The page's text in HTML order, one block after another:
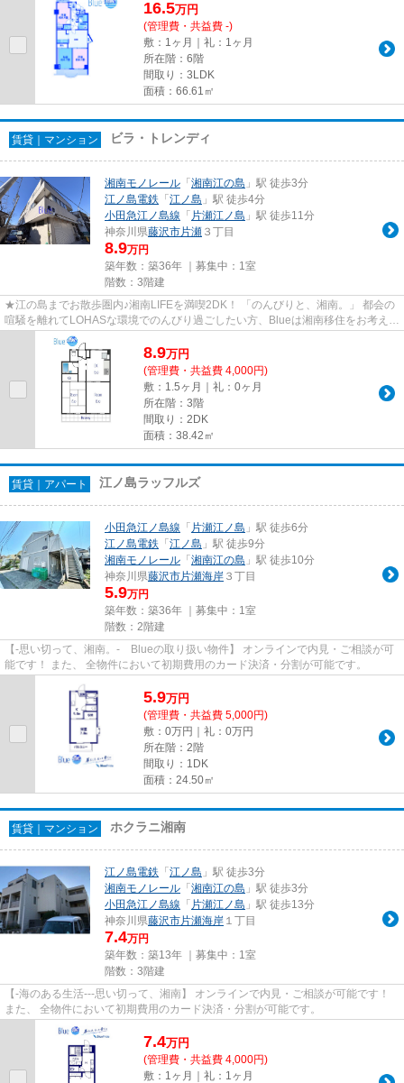
16.5万円
(管理費・共益費 -)
敷：1ヶ月｜礼：1ヶ月
所在階：6階
間取り：3LDK
面積：66.61㎡
賃貸｜マンション ビラ・トレンディ
湘南モノレール 「 湘南江の島 」駅 徒歩3分
江ノ島電鉄 「 江ノ島 」駅 徒歩4分
小田急江ノ島線 「 片瀬江ノ島 」駅 徒歩11分
神奈川県藤沢市片瀬 ３丁目
8.9万円
築年数：築36年 ｜募集中： 1室
階数：3階建
★江の島までお散歩圏内♪湘南LIFEを満喫2DK！ 「のんびりと、湘南。」 都会の
喧騒を離れてLOHASな環境でのんびり過ごしたい方、Blueは湘南移住をお考えの
方を全力で応援します！
8.9万円
(管理費・共益費 4,000円)
敷：1.5ヶ月｜礼：0ヶ月
所在階：3階
間取り：2DK
面積：38.42㎡
賃貸｜アパート 江ノ島ラッフルズ
小田急江ノ島線 「 片瀬江ノ島 」駅 徒歩6分
江ノ島電鉄 「 江ノ島 」駅 徒歩9分
湘南モノレール 「 湘南江の島 」駅 徒歩10分
神奈川県藤沢市片瀬海岸 ３丁目
5.9万円
築年数：築36年 ｜募集中： 1室
階数：2階建
【-思い切って、湘南。- Blueの取り扱い物件】 オンラインで内見・ご相談が可
能です！ また、 全物件において初期費用のカード決済・分割が可能です。
5.9万円
(管理費・共益費 5,000円)
敷：0万円｜礼：0万円
所在階：2階
間取り：1DK
面積：24.50㎡
賃貸｜マンション ホクラニ湘南
江ノ島電鉄 「 江ノ島 」駅 徒歩3分
湘南モノレール 「 湘南江の島 」駅 徒歩3分
小田急江ノ島線 「 片瀬江ノ島 」駅 徒歩13分
神奈川県藤沢市片瀬海岸 １丁目
7.4万円
築年数：築13年 ｜募集中： 1室
階数：3階建
【-海のある生活---思い切って、湘南】 オンラインで内見・ご相談が可能です！
また、 全物件において初期費用のカード決済・分割が可能です。
7.4万円
(管理費・共益費 4,000円)
敷：1ヶ月｜礼：1ヶ月